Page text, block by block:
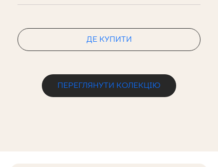
ДЕ КУПИТИ
ПЕРЕГЛЯНУТИ КОЛЕКЦІЮ